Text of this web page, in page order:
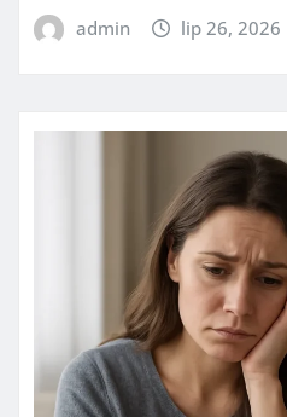
admin lip 26, 2026